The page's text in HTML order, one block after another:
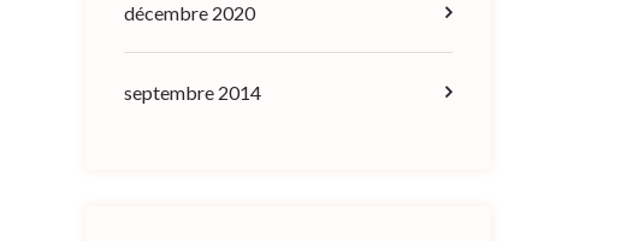
décembre 2020
septembre 2014